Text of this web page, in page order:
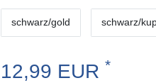
schwarz/gold schwarz/
12,99 EUR *